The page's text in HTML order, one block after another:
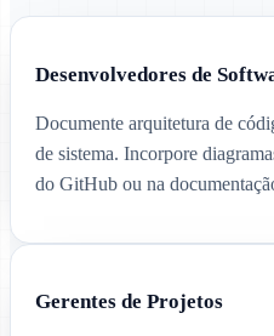
Desenvolvedores de
Documente arquitetura de
de sistema. Incorpore
do GitHub ou na
Gerentes de Projetos